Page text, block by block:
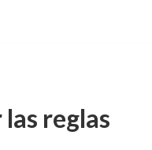
reglas